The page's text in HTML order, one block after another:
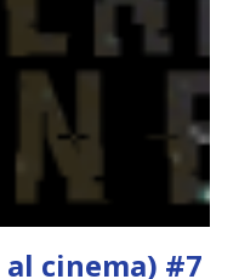
2013 Editore:
fosse letale e l’aria
in un luogo dove
tue scelte possono
è il mondo di Wool. In
cinema) #7